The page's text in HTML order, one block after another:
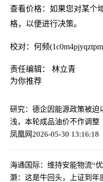
查看价格：如果您对某个
格，以便进行决策。
校对：何频
责任编辑： 林立青
为你推荐
研究：德企因能源政策被迫
浅，本轮成品油价不作调整
凤凰网2026-05-30 13:16:18
海通国际：维持安能物流“
灏：这是牛回头，上证到年